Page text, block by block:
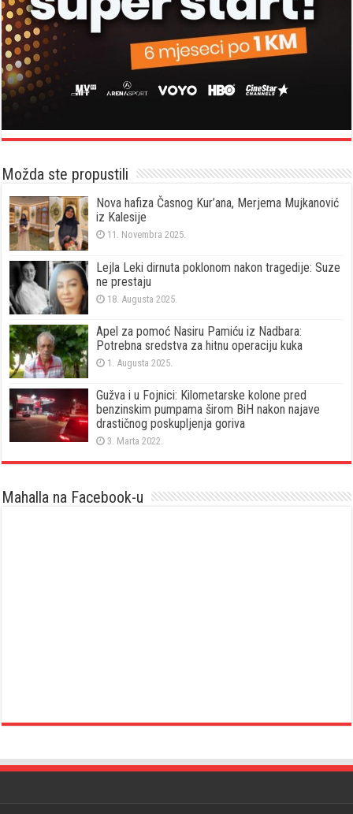
Možda ste propustili
Nova hafiza Časnog Kur’ana, Merjema Mujkanović
iz Kalesije
11. Novembra 2025.
Lejla Leki dirnuta poklonom nakon tragedije: Suze
ne prestaju
18. Augusta 2025.
Apel za pomoć Nasiru Pamiću iz Nadbara:
Potrebna sredstva za hitnu operaciju kuka
1. Augusta 2025.
Gužva i u Fojnici: Kilometarske kolone pred
benzinskim pumpama širom BiH nakon najave
drastičnog poskupljenja goriva
3. Marta 2022.
Mahalla na Facebook-u